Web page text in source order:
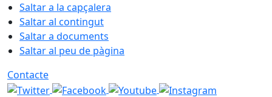
Saltar a la capçalera
Saltar al contingut
Saltar a documents
Saltar al peu de pàgina
Contacte